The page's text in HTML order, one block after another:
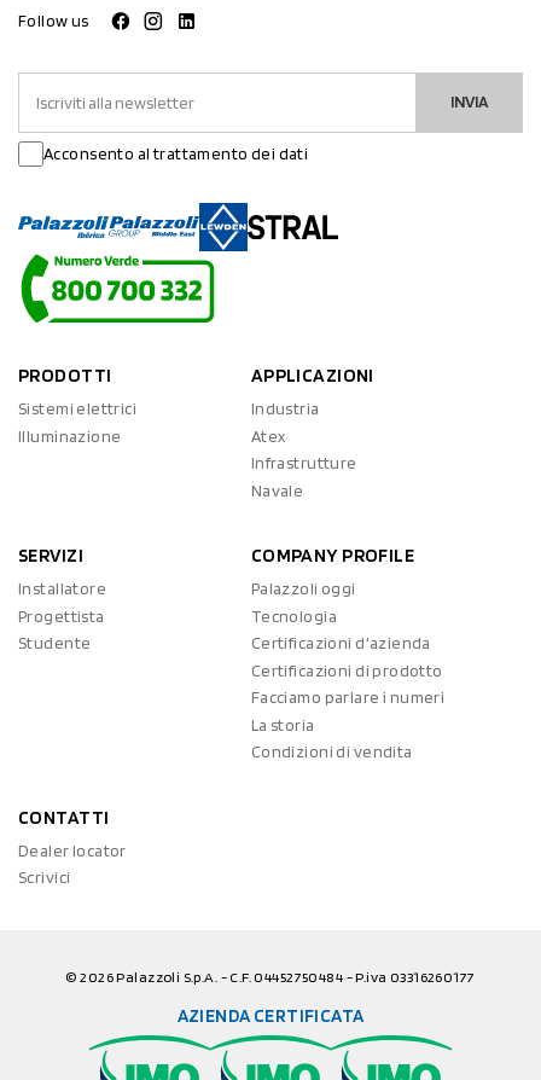
Follow us
INVIA
Acconsento al trattamento dei dati
PRODOTTI
Sistemi elettrici
Illuminazione
APPLICAZIONI
Industria
Atex
Infrastrutture
Navale
SERVIZI
Installatore
Progettista
Studente
COMPANY PROFILE
Palazzoli oggi
Tecnologia
Certificazioni d'azienda
Certificazioni di prodotto
Facciamo parlare i numeri
La storia
Condizioni di vendita
CONTATTI
Dealer locator
Scrivici
© 2026 Palazzoli S.p.A. - C.F. 04452750484 - P.iva 03316260177
AZIENDA CERTIFICATA